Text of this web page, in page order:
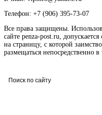
Телефон: +7 (906) 395-73-07
Все права защищены.
сайте penza-post.ru,
на страницу, с которой
размещаться непосредственно в